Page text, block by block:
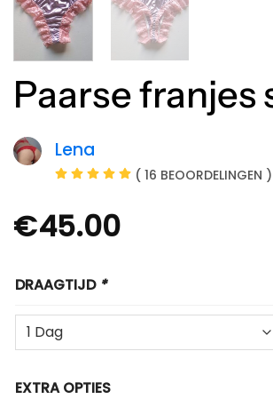
Paarse franjes
Lena
( 16 BEOORDELINGEN )
€45.00
DRAAGTIJD *
EXTRA OPTIES